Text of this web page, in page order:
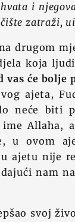
i
zatraži,
drugom
koja
vas će
ajeta,
neće biti
Allaha,
u ovom
ajetu nije
nam
svoj